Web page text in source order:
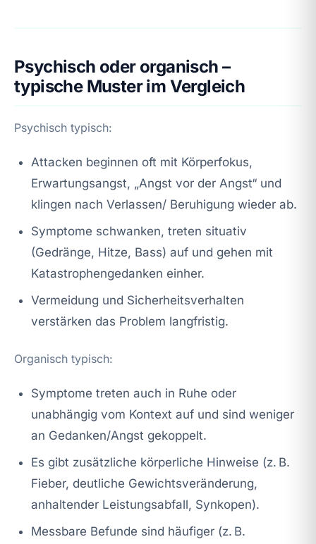
Psychisch oder organisch –
typische Muster im Vergleich
Psychisch typisch:
Attacken beginnen oft mit Körperfokus,
Erwartungsangst, „Angst vor der Angst“ und
klingen nach Verlassen/ Beruhigung wieder ab.
Symptome schwanken, treten situativ
(Gedränge, Hitze, Bass) auf und gehen mit
Katastrophengedanken einher.
Vermeidung und Sicherheitsverhalten
verstärken das Problem langfristig.
Organisch typisch:
Symptome treten auch in Ruhe oder
unabhängig vom Kontext auf und sind weniger
an Gedanken/Angst gekoppelt.
Es gibt zusätzliche körperliche Hinweise (z. B.
Fieber, deutliche Gewichtsveränderung,
anhaltender Leistungsabfall, Synkopen).
Messbare Befunde sind häufiger (z. B.